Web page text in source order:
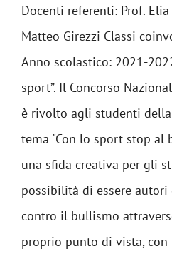
Docenti referenti: Prof.
Matteo Girezzi Classi
Anno scolastico: 2021-
sport”. Il Concorso
è rivolto agli studenti
tema "Con lo sport stop al
una sfida creativa per gli
possibilità di essere autori
contro il bullismo
proprio punto di vista, con